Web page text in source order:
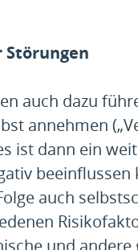
auch dazu
annehmen
ist dann ein
beeinflussen
auch
und